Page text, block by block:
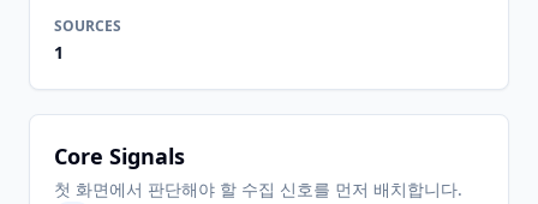
SOURCES
1
Core Signals
첫 화면에서 판단해야 할 수집 신호를 먼저 배치합니다.